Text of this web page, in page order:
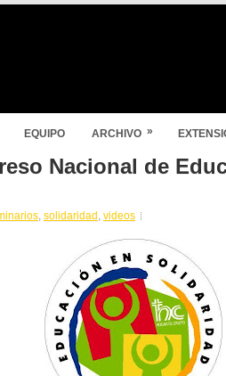
EQUIPO ARCHIVO »
Nacional de
, solidaridad , videos